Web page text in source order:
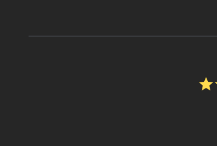
star